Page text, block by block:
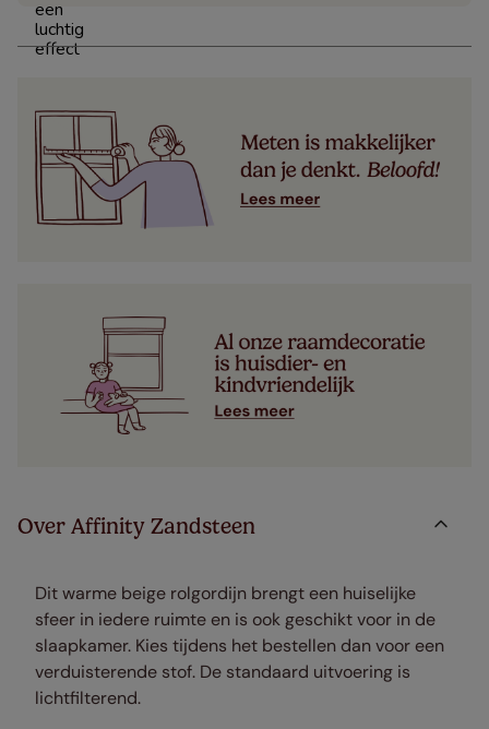
Over Affinity Zandsteen
Dit warme beige rolgordijn brengt een huiselijke
sfeer in iedere ruimte en is ook geschikt voor in de
slaapkamer. Kies tijdens het bestellen dan voor een
verduisterende stof. De standaard uitvoering is
lichtfilterend.